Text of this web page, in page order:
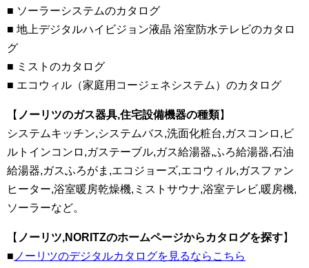
■ ソーラーシステムのカタログ
■ 地上デジタルハイビジョン液晶 浴室防水テレビのカタロ
グ
■ ミストのカタログ
■ エコウィル（家庭用コージェネシステム）のカタログ
【 ノーリツのガス器具,住宅設備機器の種類】
システムキッチン,システムバス,洗面化粧台,ガスコンロ,ビ
ルトインコンロ,ガステーブル,ガス給湯器,ふろ給湯器,石油
給湯器,ガスふろがま,エコジョーズ,エコウィル,ガスファン
ヒーター,浴室暖房乾燥機,ミストサウナ,浴室テレビ,暖房機,
ソーラーなど。
【 ノーリツ,NORITZのホームページからカタログを探す】
■ ノーリツのデジタルカタログを見るならこちら